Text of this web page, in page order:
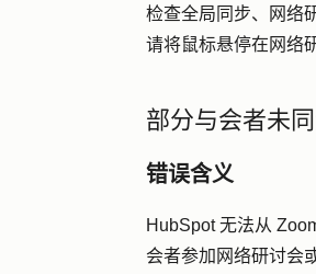
检查全局同步、网络
请将鼠标悬停在网络
部分与会者未
错误含义
HubSpot 无法从
会者参加网络研讨会